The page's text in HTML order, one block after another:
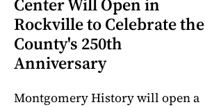
Center Will Open in
Rockville to Celebrate the
County's 250th
Anniversary
Montgomery History will open a